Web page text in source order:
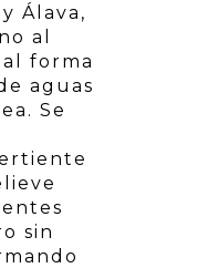
Álava,
al
forma
aguas
Se
sin